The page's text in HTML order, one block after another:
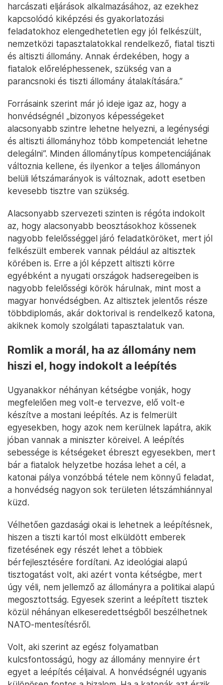
harcászati eljárások alkalmazásához, az ezekhez
kapcsolódó kiképzési és gyakorlatozási
feladatokhoz elengedhetetlen egy jól felkészült,
nemzetközi tapasztalatokkal rendelkező, fiatal tiszti
és altiszti állomány. Annak érdekében, hogy a
fiatalok előreléphessenek, szükség van a
parancsnoki és tiszti állomány átalakítására.”
Forrásaink szerint már jó ideje igaz az, hogy a
honvédségnél „bizonyos képességeket
alacsonyabb szintre lehetne helyezni, a legénységi
és altiszti állományhoz több kompetenciát lehetne
delegálni”. Minden állománytípus kompetenciájának
változnia kellene, és ilyenkor a teljes állományon
belüli létszámarányok is változnak, adott esetben
kevesebb tisztre van szükség.
Alacsonyabb szervezeti szinten is régóta indokolt
az, hogy alacsonyabb beosztásokhoz kössenek
nagyobb felelősséggel járó feladatköröket, mert jól
felkészült emberek vannak például az altisztek
körében is. Erre a jól képzett altiszti körre
egyébként a nyugati országok hadseregeiben is
nagyobb felelősségi körök hárulnak, mint most a
magyar honvédségben. Az altisztek jelentős része
többdiplomás, akár doktorival is rendelkező katona,
akiknek komoly szolgálati tapasztalatuk van.
Romlik a morál, ha az állomány nem
hiszi el, hogy indokolt a leépítés
Ugyanakkor néhányan kétségbe vonják, hogy
megfelelően meg volt-e tervezve, elő volt-e
készítve a mostani leépítés. Az is felmerült
egyesekben, hogy azok nem kerülnek lapátra, akik
jóban vannak a miniszter köreivel. A leépítés
sebessége is kétségeket ébreszt egyesekben, mert
bár a fiatalok helyzetbe hozása lehet a cél, a
katonai pálya vonzóbbá tétele nem könnyű feladat,
a honvédség nagyon sok területen létszámhiánnyal
küzd.
Vélhetően gazdasági okai is lehetnek a leépítésnek,
hiszen a tiszti kartól most elküldött emberek
fizetésének egy részét lehet a többiek
bérfejlesztésére fordítani. Az ideológiai alapú
tisztogatást volt, aki azért vonta kétségbe, mert
úgy véli, nem jellemző az állományra a politikai alapú
megosztottság. Egyesek szerint a leépített tisztek
közül néhányan elkeseredettségből beszélhetnek
NATO-mentesítésről.
Volt, aki szerint az egész folyamatban
kulcsfontosságú, hogy az állomány mennyire ért
egyet a leépítés céljaival. A honvédségnél ugyanis